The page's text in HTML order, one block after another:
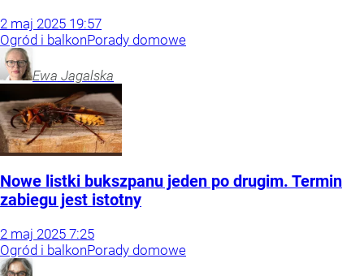
2 maj 2025 19:57
Ogród i balkonPorady domowe
Ewa Jagalska
Nowe listki bukszpanu jeden po drugim. Termin
zabiegu jest istotny
2 maj 2025 7:25
Ogród i balkonPorady domowe